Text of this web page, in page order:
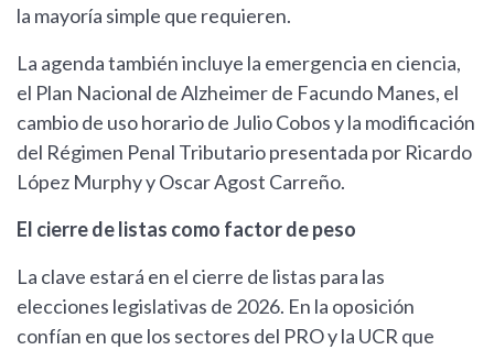
la mayoría simple que requieren.
La agenda también incluye la emergencia en ciencia,
el Plan Nacional de Alzheimer de Facundo Manes, el
cambio de uso horario de Julio Cobos y la modificación
del Régimen Penal Tributario presentada por Ricardo
López Murphy y Oscar Agost Carreño.
El cierre de listas como factor de peso
La clave estará en el cierre de listas para las
elecciones legislativas de 2026. En la oposición
confían en que los sectores del PRO y la UCR que